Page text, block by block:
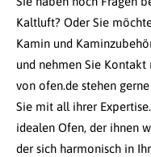
Kaltluft? Oder Sie
Kamin und
und nehmen Sie
von ofen.de stehen
Sie mit all ihrer
idealen Ofen, der ihnen
der sich harmonisch in